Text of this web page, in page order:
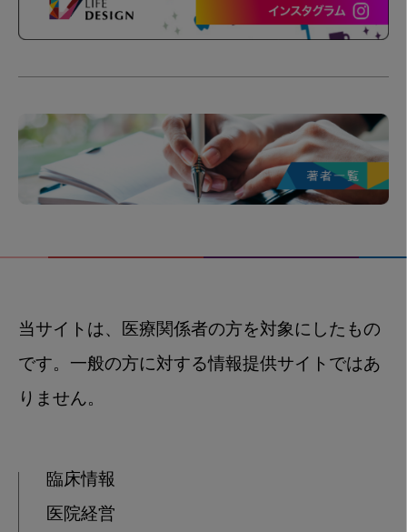
当サイトは、医療関係者の方を対象にしたもの
です。一般の方に対する情報提供サイトではあ
りません。
臨床情報
医院経営